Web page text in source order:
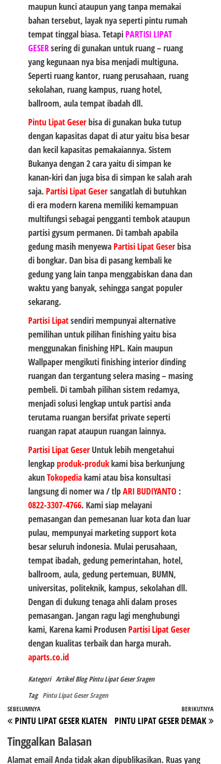
maupun kunci ataupun yang tanpa memakai
bahan tersebut, layak nya seperti pintu rumah
tempat tinggal biasa. Tetapi PARTISI LIPAT
GESERsering di gunakan untuk ruang – ruang
yang kegunaan nya bisa menjadi multiguna.
Seperti ruang kantor, ruang perusahaan, ruang
sekolahan, ruang kampus, ruang hotel,
ballroom, aula tempat ibadah dll.
Pintu Lipat Geserbisa di gunakan buka tutup
dengan kapasitas dapat di atur yaitu bisa besar
dan kecil kapasitas pemakaiannya. Sistem
Bukanya dengan 2 cara yaitu di simpan ke
kanan-kiri dan juga bisa di simpan ke salah arah
saja. Partisi Lipat Gesersangatlah di butuhkan
di era modern karena memiliki kemampuan
multifungsi sebagai pengganti tembok ataupun
partisi gysum permanen. Di tambah apabila
gedung masih menyewa Partisi Lipat Geserbisa
di bongkar. Dan bisa di pasang kembali ke
gedung yang lain tanpa menggabiskan dana dan
waktu yang banyak, sehingga sangat populer
sekarang.
Partisi Lipatsendiri mempunyai alternative
pemilihan untuk pilihan finishing yaitu bisa
menggunakan finishing HPL. Kain maupun
Wallpaper mengikuti finishing interior dinding
ruangan dan tergantung selera masing – masing
pembeli. Di tambah pilihan sistem redamya,
menjadi solusi lengkap untuk partisi anda
terutama ruangan bersifat private seperti
ruangan rapat ataupun ruangan lainnya.
Partisi Lipat GeserUntuk lebih mengetahui
lengkap produk-produkkami bisa berkunjung
akunTokopediakami atau bisa konsultasi
langsung di nomer wa / tlpARI BUDIYANTO :
0822-3307-4766. Kami siap melayani
pemasangan dan pemesanan luar kota dan luar
pulau, mempunyai marketing support kota
besar seluruh indonesia. Mulai perusahaan,
tempat ibadah, gedung pemerintahan, hotel,
ballroom, aula, gedung pertemuan, BUMN,
universitas, politeknik, kampus, sekolahan dll.
Dengan di dukung tenaga ahli dalam proses
pemasangan. Jangan ragu lagi menghubungi
kami, Karena kami Produsen Partisi Lipat Geser
dengan kualitas terbaik dan harga murah.
aparts.co.id
Kategori Artikel Blog Pintu Lipat Geser Sragen
Tag Pintu Lipat Geser Sragen
Navigasi
pos
Pos
Sebelumnya
SEBELUMNYA
PINTU LIPAT GESER KLATEN
BERIKUTNYA
PINTU LIPAT GESER DEMAK
Tinggalkan Balasan
Alamat email Anda tidak akan dipublikasikan. Ruas yang